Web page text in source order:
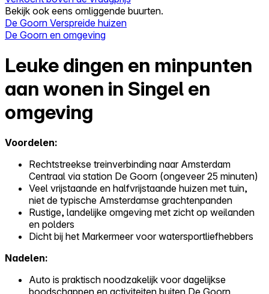
Bekijk ook eens omliggende buurten.
De Goorn Verspreide huizen
De Goorn en omgeving
Leuke dingen en minpunten
aan wonen in Singel en
omgeving
Voordelen:
Rechtstreekse treinverbinding naar Amsterdam
Centraal via station De Goorn (ongeveer 25 minuten)
Veel vrijstaande en halfvrijstaande huizen met tuin,
niet de typische Amsterdamse grachtenpanden
Rustige, landelijke omgeving met zicht op weilanden
en polders
Dicht bij het Markermeer voor watersportliefhebbers
Nadelen:
Auto is praktisch noodzakelijk voor dagelijkse